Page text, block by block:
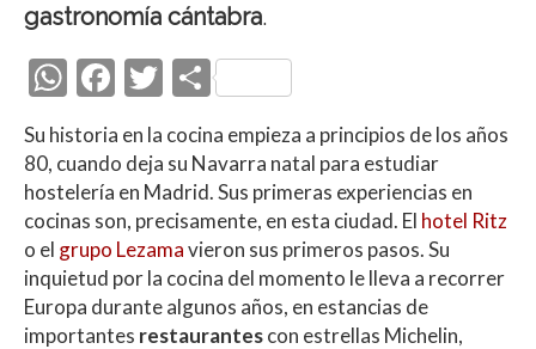
gastronomía cántabra.
W
h
at
s
A
p
p
F
ac
e
b
o
o
k
T
itt
er
C
m
p
ar
ti
r
Su historia en la cocina empieza a principios de los años
80, cuando deja su Navarra natal para estudiar
hostelería en Madrid. Sus primeras experiencias en
cocinas son, precisamente, en esta ciudad. El hotel Ritz
o el grupo Lezamavieron sus primeros pasos. Su
inquietud por la cocina del momento le lleva a recorrer
Europa durante algunos años, en estancias de
importantes restaurantescon estrellas Michelin,